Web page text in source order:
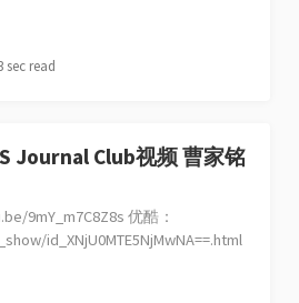
sec read
Journal Club视频 曹家铭
9mY_m7C8Z8s 优酷：
id_XNjU0MTE5NjMwNA==.html